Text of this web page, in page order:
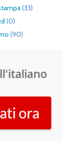
(33)
(0)
(90)